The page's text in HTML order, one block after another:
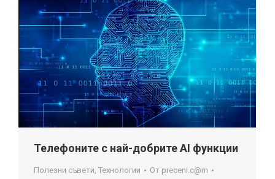
Телефоните с най-добрите AI функции
Полезни съвети Технологии От preceni.c@m